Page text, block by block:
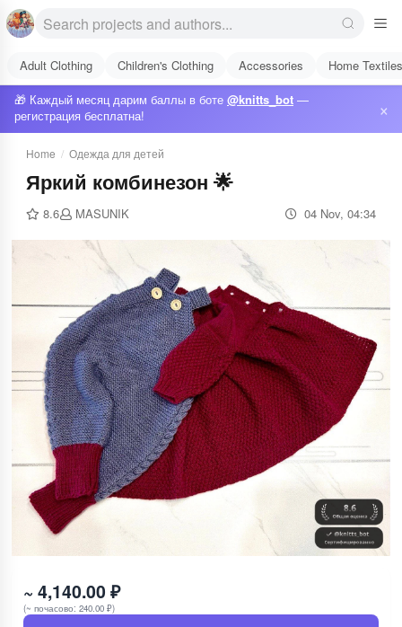
Adult Clothing Children's Clothing Accessories
Home Textiles
🎁 Каждый месяц дарим баллы в боте @knitts_bot —
регистрация бесплатна!
×
Home / Одежда для детей
Яркий комбинезон 🌟
8.6 MASUNIK 04 Nov, 04:34
~ 4,140.00 ₽
(~ почасово: 240.00 ₽)